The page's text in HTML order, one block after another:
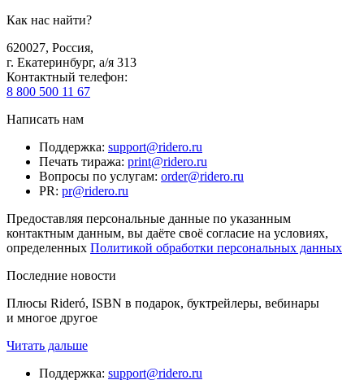
Как нас найти?
620027, Россия,
г. Екатеринбург, а/я 313
Контактный телефон:
8 800 500 11 67
Написать нам
Поддержка: support@ridero.ru
Печать тиража: print@ridero.ru
Вопросы по услугам: order@ridero.ru
PR: pr@ridero.ru
Предоставляя персональные данные по указанным
контактным данным, вы даёте своё согласие на условиях,
определенных Политикой обработки персональных данных
Последние новости
Плюсы Rideró, ISBN в подарок, буктрейлеры, вебинары
и многое другое
Читать дальше
Поддержка: support@ridero.ru